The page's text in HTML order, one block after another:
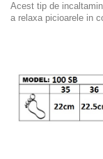
Acest tip de
a relaxa picioarele in